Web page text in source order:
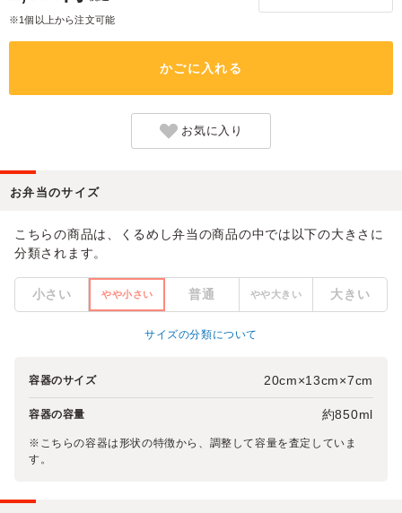
※1個以上から注文可能
かごに入れる
お気に入り
お弁当のサイズ
こちらの商品は、くるめし弁当の商品の中では以下の大きさに
分類されます。
小さい やや小さい 普通 やや大きい 大きい
サイズの分類について
容器のサイズ 20cm×13cm×7cm
容器の容量 約850ml
※こちらの容器は形状の特徴から、調整して容量を査定していま
す。